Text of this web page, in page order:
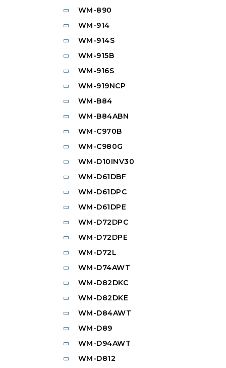
WM-890
WM-914
WM-914S
WM-915B
WM-916S
WM-919NCP
WM-B84
WM-B84ABN
WM-C970B
WM-C980G
WM-D10INV30
WM-D61DBF
WM-D61DPC
WM-D61DPE
WM-D72DPC
WM-D72DPE
WM-D72L
WM-D74AWT
WM-D82DKC
WM-D82DKE
WM-D84AWT
WM-D89
WM-D94AWT
WM-D812